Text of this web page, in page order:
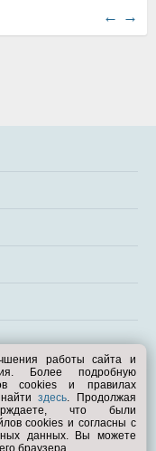
← →
работы сайта и
Более подробную
cookies и правилах
найтиздесь. Продолжая
что были
cookies и согласны с
данных. Вы можете
браузера.